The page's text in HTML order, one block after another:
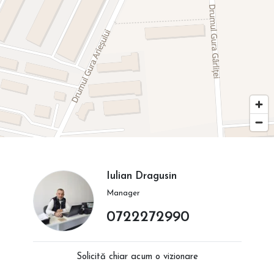
Iulian Dragusin
Manager
0722272990
Solicită chiar acum o vizionare